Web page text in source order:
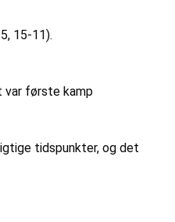
15-11).
var første kamp
tidspunkter, og det